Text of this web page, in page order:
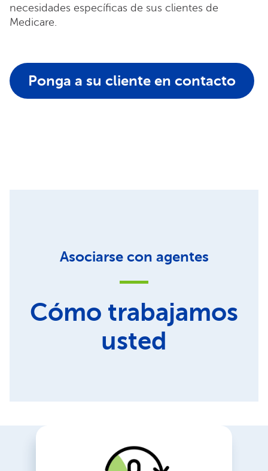
necesidades específicas de sus clientes de
Medicare.
Ponga a su cliente en contacto
Asociarse con agentes
Cómo trabajamos
usted